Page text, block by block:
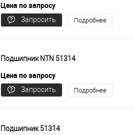
Цена по запросу
Запросить
Подробнее
Подшипник NTN 51314
Цена по запросу
Запросить
Подробнее
Подшипник 51314